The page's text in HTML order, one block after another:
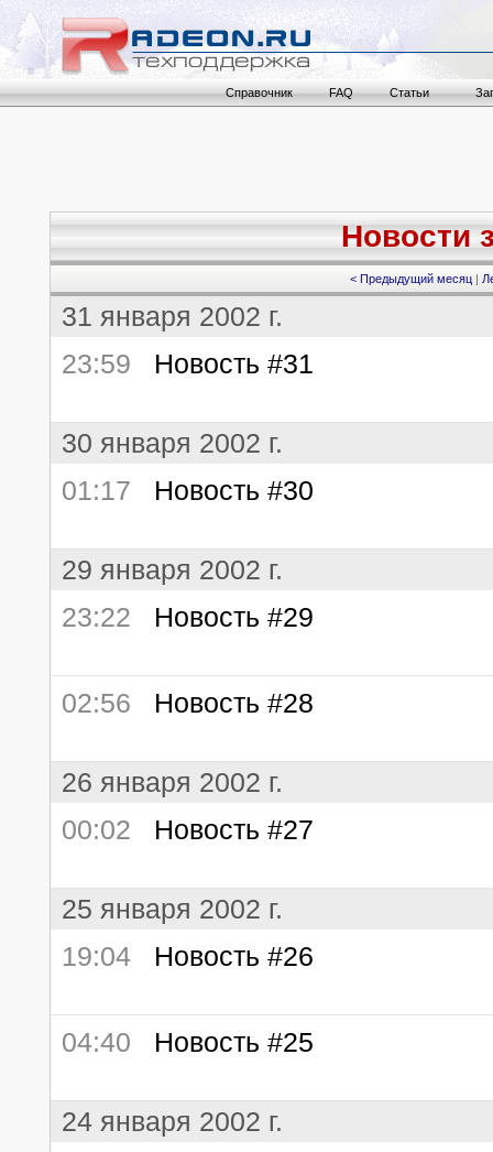
Справочник FAQ Статьи
Новости
< Предыдущий месяц |
31 января 2002 г.
23:59 Новость #31
30 января 2002 г.
01:17 Новость #30
29 января 2002 г.
23:22 Новость #29
02:56 Новость #28
26 января 2002 г.
00:02 Новость #27
25 января 2002 г.
19:04 Новость #26
04:40 Новость #25
24 января 2002 г.